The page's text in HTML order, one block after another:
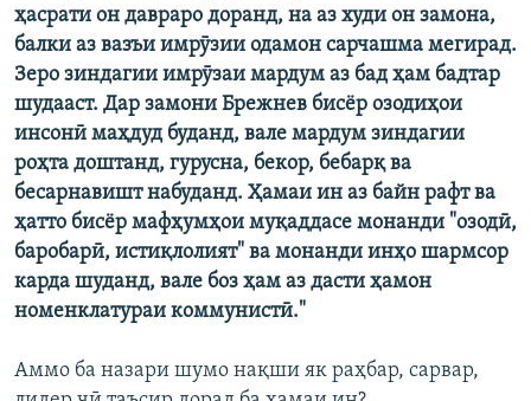
ҳасрати он давраро доранд, на аз худи он замона,
балки аз вазъи имрӯзии одамон сарчашма мегирад.
Зеро зиндагии имрӯзаи мардум аз бад ҳам бадтар
шудааст. Дар замони Брежнев бисёр озодиҳои
инсонӣ маҳдуд буданд, вале мардум зиндагии
роҳта доштанд, гурусна, бекор, бебарқ ва
бесарнавишт набуданд. Ҳамаи ин аз байн рафт ва
ҳатто бисёр мафҳумҳои муқаддасе монанди "озодӣ,
баробарӣ, истиқлолият" ва монанди инҳо шармсор
карда шуданд, вале боз ҳам аз дасти ҳамон
номенклатураи коммунистӣ."
Аммо ба назари шумо нақши як раҳбар, сарвар,